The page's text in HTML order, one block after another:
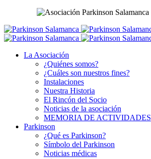
La Asociación
¿Quiénes somos?
¿Cuáles son nuestros fines?
Instalaciones
Nuestra Historia
El Rincón del Socio
Noticias de la asociación
MEMORIA DE ACTIVIDADES
Parkinson
¿Qué es Parkinson?
Símbolo del Parkinson
Noticias médicas